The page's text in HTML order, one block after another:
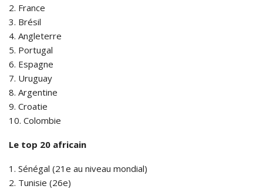
2. France
3. Brésil
4. Angleterre
5. Portugal
6. Espagne
7. Uruguay
8. Argentine
9. Croatie
10. Colombie
Le top 20 africain
1. Sénégal (21e au niveau mondial)
2. Tunisie (26e)